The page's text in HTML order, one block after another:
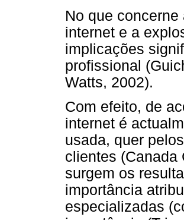
No que
internet e a
implicações
profissional
Watts, 2002).
Com efeito, de
internet é
usada, quer
clientes (Canada
surgem os
importância
especializadas